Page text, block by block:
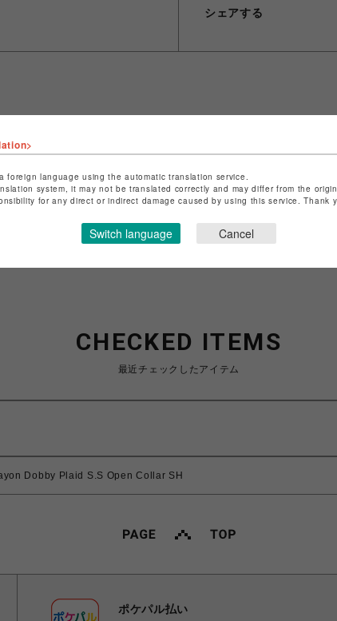
シェアする
舗名
名古屋PARCO
定商取引法など法令に基づく表記はこちら
CHECKED ITEMS
最近チェックしたアイテム
Dobby Plaid S.S Open Collar SH
ポケパル払い
foreign language using the automatic translation service.
system, it may not be translated correctly and may differ from the
for any direct or indirect damage caused by using this service. Thank
Switch language Cancel